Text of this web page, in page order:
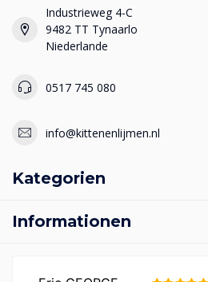
Industrieweg 4-C
9482 TT Tynaarlo
Niederlande
0517 745 080
info@kittenenlijmen.nl
Kategorien
Informationen